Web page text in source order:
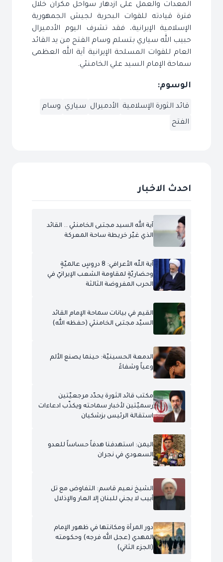
المعدات والعمل على ازدهار سواحل مكران خلال
فترة قيادته للقوات البحرية لجيش الجمهورية
الإسلامية الإيرانية، فقد تشرف اليوم الأدميرال
حبيب الله سياري بتسلم وسام الفتح من يد القائد
العام للقوات المسلحة الإيرانية آية الله العظمى
سماحة الإمام السيد علي الخامنئي.
الوسوم:
قائد الثورة الإسلامية الأدميرال سياري
وسام
الفتح
احدث الاخبار
آية الله السيد مجتبى الخامنئي .. القائد
الذي غيّر خريطة ساحة المعركة
آية اللّه الأعرافي: 8 دروسٍ عالميّةٍ
وحضاريّةٍ لمقاومة الشعب الإيرانيّ في
الحرب المفروضة الثالثة
القيم في بيانات سماحة الإمام القائد
السيّد مجتبى الخامنئي (حفظه الله)
الدمعة الحسينيّة: حينما يصنع الألم
وعياً وشفاءً
مكتب قائد الثورة يحدّد مرجعيّتين
رسميّتين لأخبار سماحته ويكذّب ادعاءات
استقالة الرئيس بزشكيان
اليمن: استهدفنا هدفاً حساساً للعدو
السعودي في نجران
الشيخ نعيم قاسم: التفاوض مع تل
أبيب لا يجني للبنان إلا العار والإذلال
دور المرأة ومكانتها في ظهور الإمام
المهدي (عجل الله فرجه) وحكومته
(الجزء الثاني)